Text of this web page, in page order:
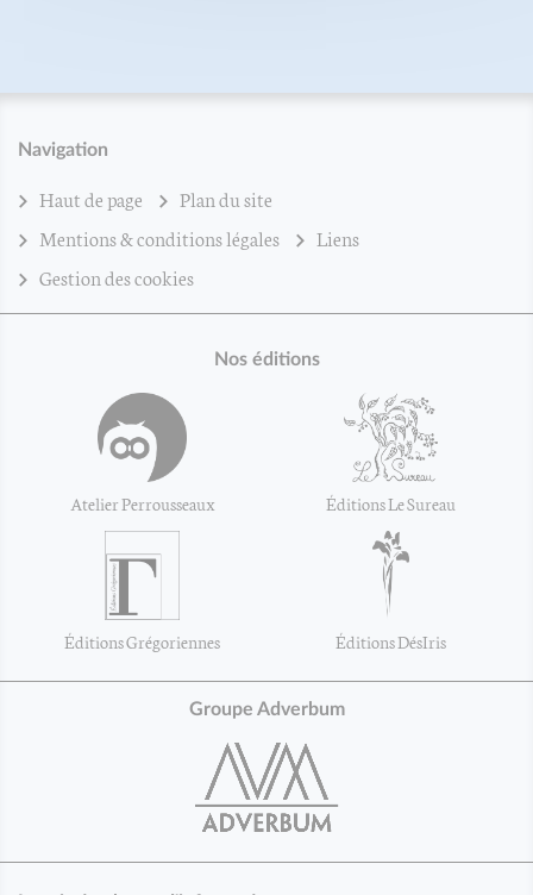
Navigation
Haut de page
Plan du site
Mentions & conditions légales
Liens
Gestion des cookies
Nos éditions
Atelier Perrousseaux Éditions Le Sureau
Éditions Grégoriennes Éditions DésIris
Groupe Adverbum